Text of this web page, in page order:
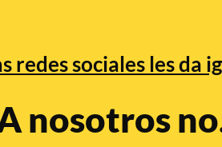
redes sociales les da
nosotros
imagen de